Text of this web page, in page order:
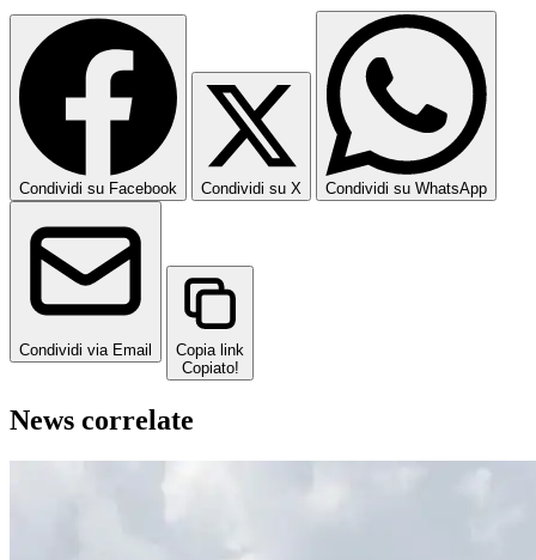
Condividi su Facebook Condividi su X Condividi su WhatsApp
Condividi via Email
Copia link
Copiato!
News correlate